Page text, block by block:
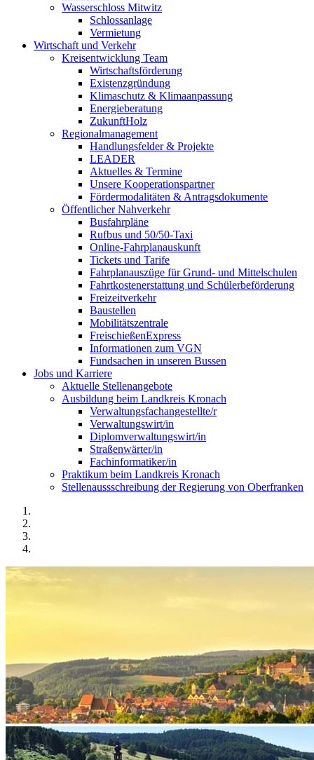
Wasserschloss Mitwitz
Schlossanlage
Vermietung
Wirtschaft und Verkehr
Kreisentwicklung Team
Wirtschaftsförderung
Existenzgründung
Klimaschutz & Klimaanpassung
Energieberatung
ZukunftHolz
Regionalmanagement
Handlungsfelder & Projekte
LEADER
Aktuelles & Termine
Unsere Kooperationspartner
Fördermodalitäten & Antragsdokumente
Öffentlicher Nahverkehr
Busfahrpläne
Rufbus und 50/50-Taxi
Online-Fahrplanauskunft
Tickets und Tarife
Fahrplanauszüge für Grund- und Mittelschulen
Fahrtkostenerstattung und Schülerbeförderung
Freizeitverkehr
Baustellen
Mobilitätszentrale
FreischießenExpress
Informationen zum VGN
Fundsachen in unseren Bussen
Jobs und Karriere
Aktuelle Stellenangebote
Ausbildung beim Landkreis Kronach
Verwaltungsfachangestellte/r
Verwaltungswirt/in
Diplomverwaltungswirt/in
Straßenwärter/in
Fachinformatiker/in
Praktikum beim Landkreis Kronach
Stellenaussschreibung der Regierung von Oberfranken